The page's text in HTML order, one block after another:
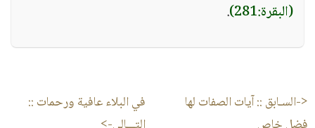
(البقرة:281)
.
<-السـابق ::آيات الصفات لها
في البلاء عافية ورحمات ::